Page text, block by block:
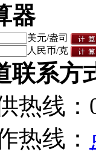
器
美元/盎司
人民币/克
联系方
热线：
热线：